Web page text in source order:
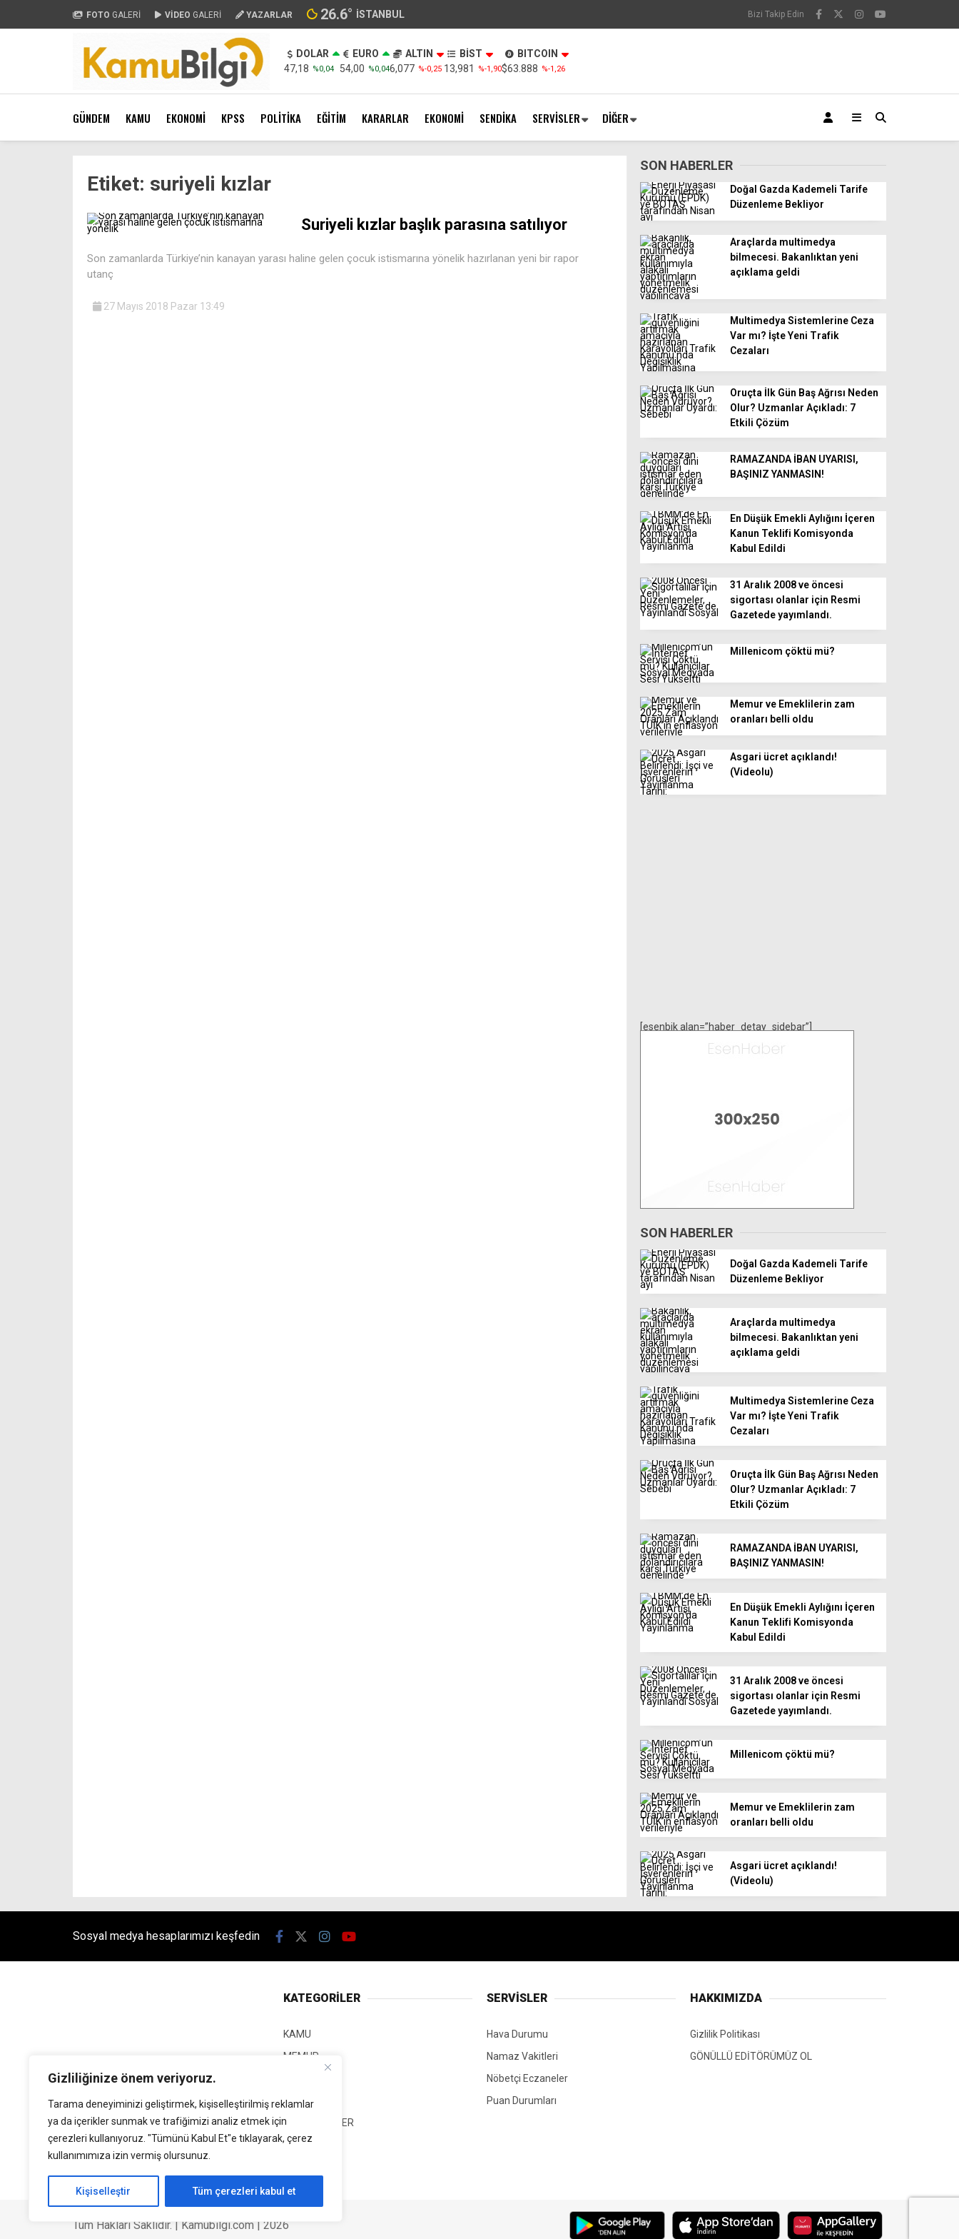
Gizliliğinize önem veriyoruz.
Tarama deneyiminizi geliştirmek, kişiselleştirilmiş reklamlar
ya da içerikler sunmak ve trafiğimizi analiz etmek için
çerezleri kullanıyoruz. "Tümünü Kabul Et"e tıklayarak, çerez
kullanımımıza izin vermiş olursunuz.
Kişiselleştir Tüm çerezleri kabul et
FOTO GALERİ VİDEO GALERİ YAZARLAR 26.6° İSTANBUL Bizi Takip Edin
DOLAR
47,18 %0,04
EURO
54,00 %0,04
ALTIN
6,077 %-0,25
BİST
13,981
%-1,90
BITCOIN
$63.888 %-1,26
GÜNDEM KAMU EKONOMİ KPSS POLİTİKA EĞİTİM KARARLAR EKONOMİ SENDİKA SERVİSLER DİĞER
Etiket: suriyeli kızlar
Suriyeli kızlar başlık parasına satılıyor
Son zamanlarda Türkiye’nin kanayan yarası haline gelen çocuk istismarına yönelik hazırlanan yeni bir rapor
utanç
27 Mayıs 2018 Pazar 13:49
SON HABERLER
Doğal Gazda Kademeli Tarife
Düzenleme Bekliyor
Araçlarda multimedya
bilmecesi. Bakanlıktan yeni
açıklama geldi
Multimedya Sistemlerine Ceza
Var mı? İşte Yeni Trafik
Cezaları
Oruçta İlk Gün Baş Ağrısı Neden
Olur? Uzmanlar Açıkladı: 7
Etkili Çözüm
RAMAZANDA İBAN UYARISI,
BAŞINIZ YANMASIN!
En Düşük Emekli Aylığını İçeren
Kanun Teklifi Komisyonda
Kabul Edildi
31 Aralık 2008 ve öncesi
sigortası olanlar için Resmi
Gazetede yayımlandı.
Millenicom çöktü mü?
Memur ve Emeklilerin zam
oranları belli oldu
Asgari ücret açıklandı!
(Videolu)
[esenbik alan=”haber_detay_sidebar”]
SON HABERLER
Doğal Gazda Kademeli Tarife
Düzenleme Bekliyor
Araçlarda multimedya
bilmecesi. Bakanlıktan yeni
açıklama geldi
Multimedya Sistemlerine Ceza
Var mı? İşte Yeni Trafik
Cezaları
Oruçta İlk Gün Baş Ağrısı Neden
Olur? Uzmanlar Açıkladı: 7
Etkili Çözüm
RAMAZANDA İBAN UYARISI,
BAŞINIZ YANMASIN!
En Düşük Emekli Aylığını İçeren
Kanun Teklifi Komisyonda
Kabul Edildi
31 Aralık 2008 ve öncesi
sigortası olanlar için Resmi
Gazetede yayımlandı.
Millenicom çöktü mü?
Memur ve Emeklilerin zam
oranları belli oldu
Asgari ücret açıklandı!
(Videolu)
Sosyal medya hesaplarımızı keşfedin
KATEGORİLER
KAMU
MEMUR
EĞİTİM
GÜNCEL HABER
SİYASET
SERVİSLER
Hava Durumu
Namaz Vakitleri
Nöbetçi Eczaneler
Puan Durumları
HAKKIMIZDA
Gizlilik Politikası
GÖNÜLLÜ EDİTÖRÜMÜZ OL
Tüm Hakları Saklıdır. | Kamubilgi.com | 2026